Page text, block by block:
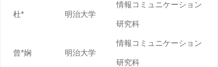
杜* 明治大学
情報コミュニケーション
研究科
曾*娴 明治大学
情報コミュニケーション
研究科